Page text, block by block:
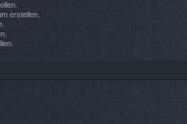
erstellen.